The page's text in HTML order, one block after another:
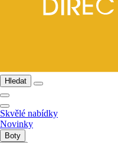
Hledat
Skvělé nabídky
Novinky
Boty